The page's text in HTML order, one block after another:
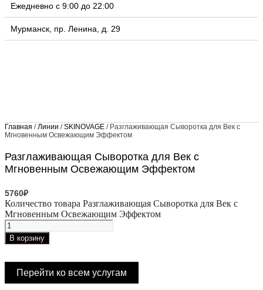
Ежедневно с 9:00 до 22:00
Мурманск, пр. Ленина, д. 29
Главная /Линии /SKINOVAGE / Разглаживающая Сыворотка для Век с
Мгновенным Освежающим Эффектом
Разглаживающая Сыворотка для Век с
Мгновенным Освежающим Эффектом
5760₽
Количество товара Разглаживающая Сыворотка для Век с
Мгновенным Освежающим Эффектом
В корзину
Перейти ко всем услугам